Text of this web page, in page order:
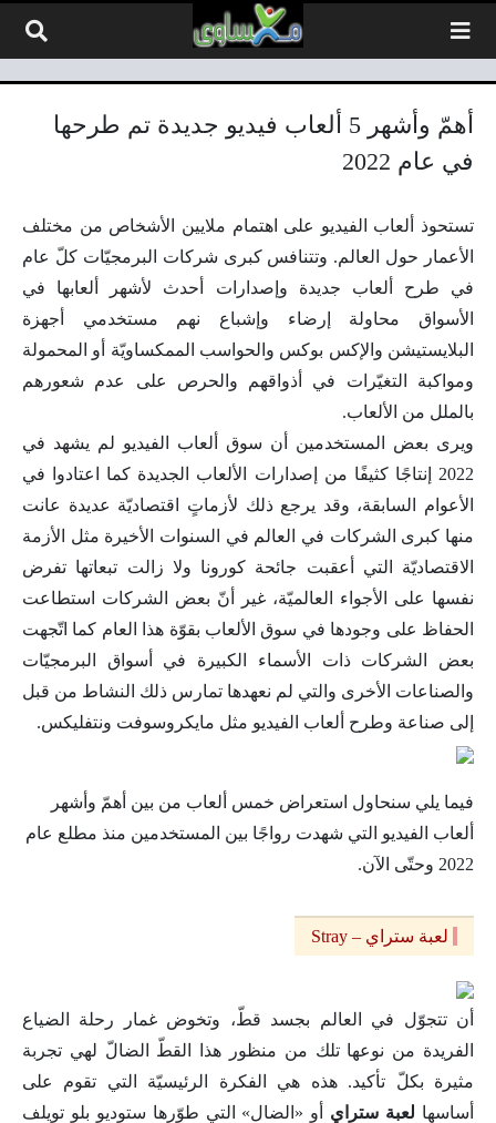
أهمّ وأشهر 5 ألعاب فيديو جديدة تم طرحها
في عام 2022
تستحوذ ألعاب الفيديو على اهتمام ملايين الأشخاص من مختلف
الأعمار حول العالم. وتتنافس كبرى شركات البرمجيّات كلّ عام
في طرح ألعاب جديدة وإصدارات أحدث لأشهر ألعابها في
الأسواق محاولة إرضاء وإشباع نهم مستخدمي أجهزة
البلايستيشن والإكس بوكس والحواسب الممكساويّة أو المحمولة
ومواكبة التغيّرات في أذواقهم والحرص على عدم شعورهم
بالملل من الألعاب.
ويرى بعض المستخدمين أن سوق ألعاب الفيديو لم يشهد في
2022 إنتاجًا كثيفًا من إصدارات الألعاب الجديدة كما اعتادوا في
الأعوام السابقة، وقد يرجع ذلك لأزماتٍ اقتصاديّة عديدة عانت
منها كبرى الشركات في العالم في السنوات الأخيرة مثل الأزمة
الاقتصاديّة التي أعقبت جائحة كورونا ولا زالت تبعاتها تفرض
نفسها على الأجواء العالميّة، غير أنّ بعض الشركات استطاعت
الحفاظ على وجودها في سوق الألعاب بقوّة هذا العام كما اتّجهت
بعض الشركات ذات الأسماء الكبيرة في أسواق البرمجيّات
والصناعات الأخرى والتي لم نعهدها تمارس ذلك النشاط من قبل
إلى صناعة وطرح ألعاب الفيديو مثل مايكروسوفت ونتفليكس.
فيما يلي سنحاول استعراض خمس ألعاب من بين أهمّ وأشهر
ألعاب الفيديو التي شهدت رواجًا بين المستخدمين منذ مطلع عام
2022 وحتّى الآن.
لعبة ستراي – Stray
أن تتجوّل في العالم بجسد قطّ، وتخوض غمار رحلة الضياع
الفريدة من نوعها تلك من منظور هذا القطّ الضالّ لهي تجربة
مثيرة بكلّ تأكيد. هذه هي الفكرة الرئيسيّة التي تقوم على
أساسها لعبة ستراي أو «الضال» التي طوّرها ستوديو بلو تويلف